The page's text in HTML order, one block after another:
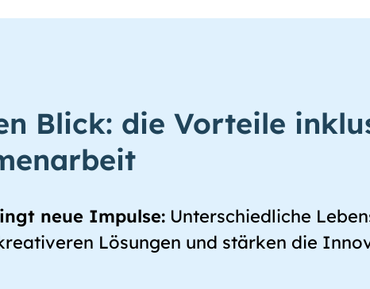
Blick: die Vorteile
neue Impulse: Unterschiedliche
Lösungen und stärken die